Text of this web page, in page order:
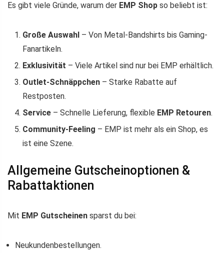
Es gibt viele Gründe, warum der EMP Shop so beliebt ist:
Große Auswahl – Von Metal-Bandshirts bis Gaming-
Fanartikeln.
Exklusivität – Viele Artikel sind nur bei EMP erhältlich.
Outlet-Schnäppchen – Starke Rabatte auf
Restposten.
Service – Schnelle Lieferung, flexible EMP Retouren.
Community-Feeling – EMP ist mehr als ein Shop, es
ist eine Szene.
Allgemeine Gutscheinoptionen &
Rabattaktionen
Mit EMP Gutscheinen sparst du bei:
Neukundenbestellungen.